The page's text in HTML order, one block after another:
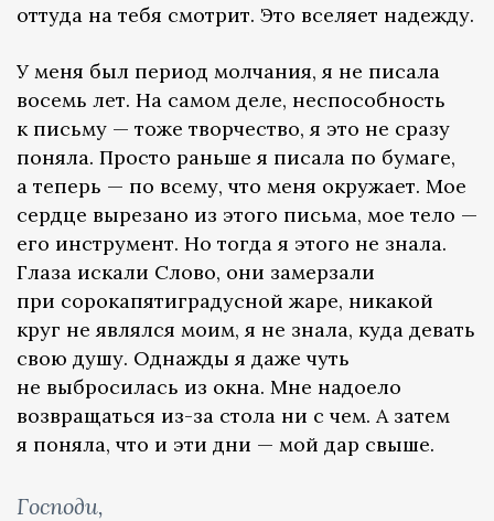
оттуда на тебя смотрит. Это вселяет надежду.
У меня был период молчания, я не писала
восемь лет. На самом деле, неспособность
к письму — тоже творчество, я это не сразу
поняла. Просто раньше я писала по бумаге,
а теперь — по всему, что меня окружает. Мое
сердце вырезано из этого письма, мое тело —
его инструмент. Но тогда я этого не знала.
Глаза искали Слово, они замерзали
при сорокапятиградусной жаре, никакой
круг не являлся моим, я не знала, куда девать
свою душу. Однажды я даже чуть
не выбросилась из окна. Мне надоело
возвращаться из-за стола ни с чем. А затем
я поняла, что и эти дни — мой дар свыше.
Господи,